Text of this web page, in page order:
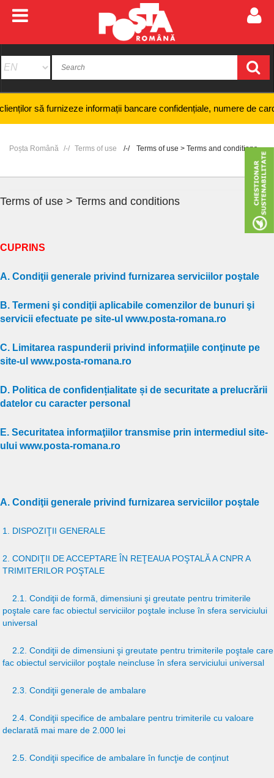
bancare confidențiale, numere de card sau coduri PIN și
Poșta Română Terms of use Terms of use > Terms and conditions
Terms of use > Terms and conditions
CUPRINS
A. Condiţii generale privind furnizarea serviciilor poştale
B. Termeni şi condiţii aplicabile comenzilor de bunuri şi
servicii efectuate pe site-ul www.posta-romana.ro
C. Limitarea raspunderii privind informaţiile conţinute pe
site-ul www.posta-romana.ro
D. Politica de confidențialitate și de securitate a prelucrării
datelor cu caracter personal
E. Securitatea informaţiilor transmise prin intermediul site-
ului www.posta-romana.ro
A. Condiţii generale privind furnizarea serviciilor poştale
1. DISPOZIŢII GENERALE
2. CONDIŢII DE ACCEPTARE ÎN REŢEAUA POŞTALĂ A CNPR A
TRIMITERILOR POŞTALE
2.1. Condiţii de formă, dimensiuni şi greutate pentru trimiterile
poştale care fac obiectul serviciilor poştale incluse în sfera serviciului
universal
2.2. Condiţii de dimensiuni şi greutate pentru trimiterile poştale care
fac obiectul serviciilor poştale neincluse în sfera serviciului universal
2.3. Condiţii generale de ambalare
2.4. Condiţii specifice de ambalare pentru trimiterile cu valoare
declarată mai mare de 2.000 lei
2.5. Condiţii specifice de ambalare în funcţie de conţinut